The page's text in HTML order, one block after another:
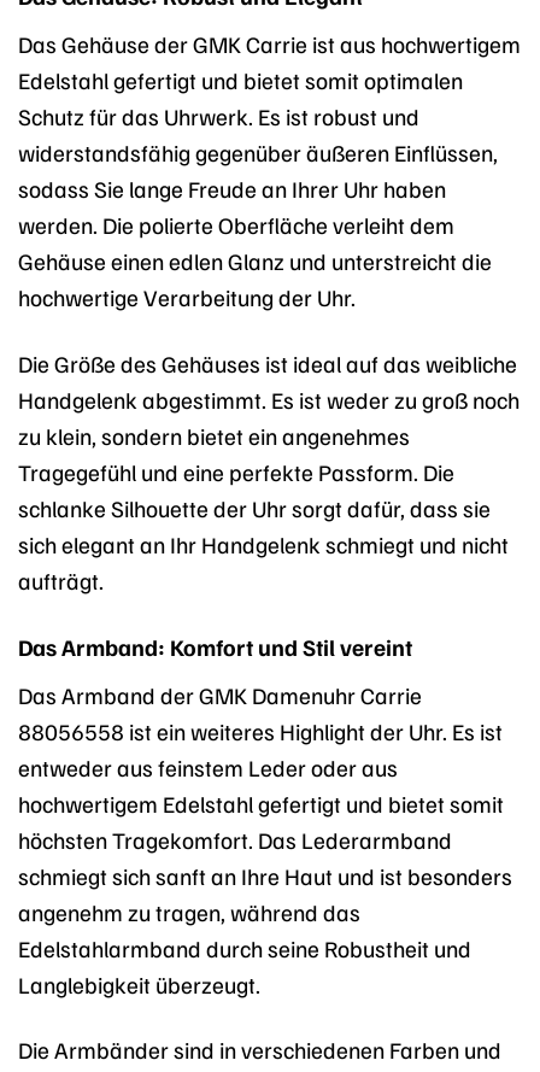
Das Gehäuse der GMK Carrie ist aus hochwertigem
Edelstahl gefertigt und bietet somit optimalen
Schutz für das Uhrwerk. Es ist robust und
widerstandsfähig gegenüber äußeren Einflüssen,
sodass Sie lange Freude an Ihrer Uhr haben
werden. Die polierte Oberfläche verleiht dem
Gehäuse einen edlen Glanz und unterstreicht die
hochwertige Verarbeitung der Uhr.
Die Größe des Gehäuses ist ideal auf das weibliche
Handgelenk abgestimmt. Es ist weder zu groß noch
zu klein, sondern bietet ein angenehmes
Tragegefühl und eine perfekte Passform. Die
schlanke Silhouette der Uhr sorgt dafür, dass sie
sich elegant an Ihr Handgelenk schmiegt und nicht
aufträgt.
Das Armband: Komfort und Stil vereint
Das Armband der GMK Damenuhr Carrie
88056558 ist ein weiteres Highlight der Uhr. Es ist
entweder aus feinstem Leder oder aus
hochwertigem Edelstahl gefertigt und bietet somit
höchsten Tragekomfort. Das Lederarmband
schmiegt sich sanft an Ihre Haut und ist besonders
angenehm zu tragen, während das
Edelstahlarmband durch seine Robustheit und
Langlebigkeit überzeugt.
Die Armbänder sind in verschiedenen Farben und